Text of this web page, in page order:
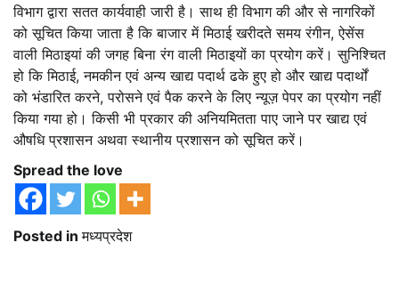
विभाग द्वारा सतत कार्यवाही जारी है। साथ ही विभाग की और से नागरिकों
को सूचित किया जाता है कि बाजार में मिठाई खरीदते समय रंगीन, ऐसेंस
वाली मिठाइयां की जगह बिना रंग वाली मिठाइयों का प्रयोग करें। सुनिश्चित
हो कि मिठाई, नमकीन एवं अन्य खाद्य पदार्थ ढके हुए हो और खाद्य पदार्थों
को भंडारित करने, परोसने एवं पैक करने के लिए न्यूज़ पेपर का प्रयोग नहीं
किया गया हो। किसी भी प्रकार की अनियमितता पाए जाने पर खाद्य एवं
औषधि प्रशासन अथवा स्थानीय प्रशासन को सूचित करें।
Spread the love
Posted inमध्यप्रदेश